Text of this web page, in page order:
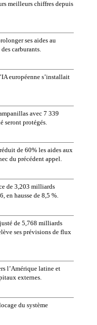
meilleurs chiffres depuis
ses aides au
carburants.
européenne s’installait
avec 7 339
seront protégés.
de 60% les aides aux
du précédent appel.
de 3,203 milliards
en hausse de 8,5 %.
de 5,768 milliards
ses prévisions de flux
l’Amérique latine et
externes.
du système